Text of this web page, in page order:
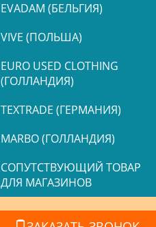
EVADAM (БЕЛЬГИЯ)
VIVE (ПОЛЬША)
EURO USED CLOTHING
(ГОЛЛАНДИЯ)
TEXTRADE (ГЕРМАНИЯ)
MARBO (ГОЛЛАНДИЯ)
СОПУТСТВУЮЩИЙ ТОВАР
ДЛЯ МАГАЗИНОВ